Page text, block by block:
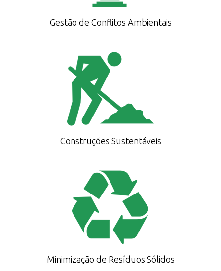
Gestão de Conflitos Ambientais
Construções Sustentáveis
Minimização de Resíduos Sólidos